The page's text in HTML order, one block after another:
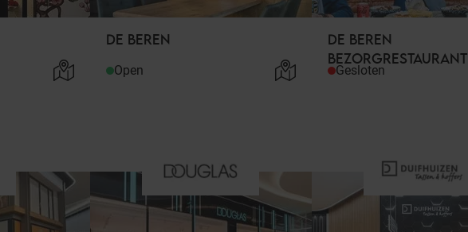
DE BEREN
Open
DE BEREN
BEZORGRESTAURANT
Gesloten